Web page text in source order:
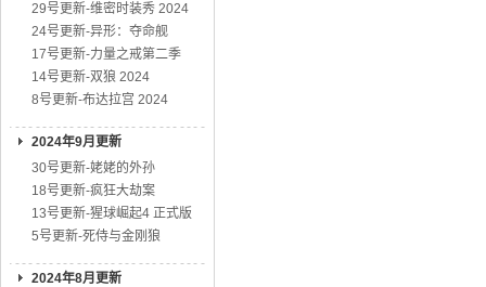
29号更新-维密时装秀 2024
24号更新-异形：夺命舰
17号更新-力量之戒第二季
14号更新-双狼 2024
8号更新-布达拉宫 2024
2024年9月更新
30号更新-姥姥的外孙
18号更新-疯狂大劫案
13号更新-猩球崛起4 正式版
5号更新-死侍与金刚狼
2024年8月更新